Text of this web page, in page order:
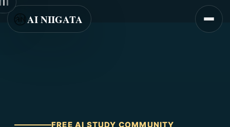
AI NIIGATA
FREE AI STUDY COMMUNITY